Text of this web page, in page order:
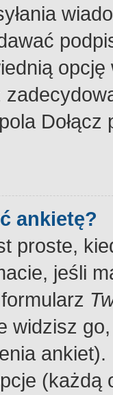
ankietę?
proste,
jeśli
widzisz